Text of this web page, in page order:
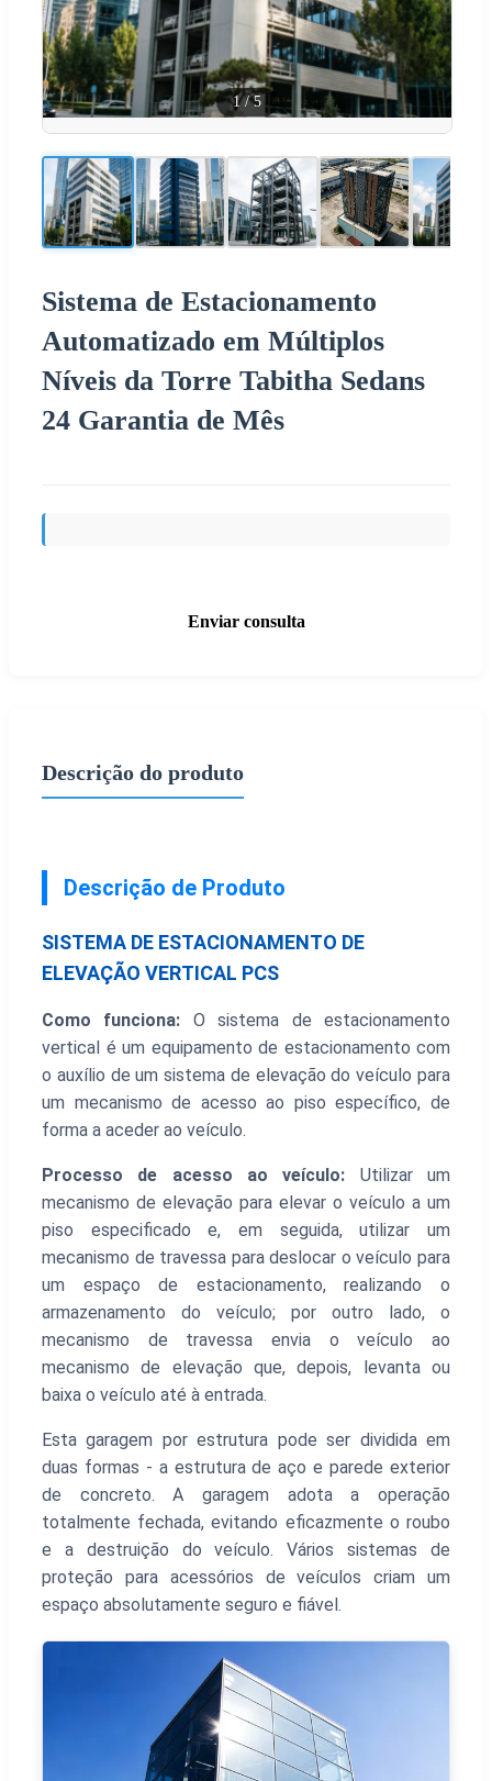
1/5
Sistema de Estacionamento
Automatizado em Múltiplos
Níveis da Torre Tabitha Sedans
24 Garantia de Mês
Enviar consulta
Descrição do produto
Descrição de Produto
SISTEMA DE ESTACIONAMENTO DE
ELEVAÇÃO VERTICAL PCS
Como funciona: O sistema de estacionamento
vertical é um equipamento de estacionamento com
o auxílio de um sistema de elevação do veículo para
um mecanismo de acesso ao piso específico, de
forma a aceder ao veículo.
Processo de acesso ao veículo: Utilizar um
mecanismo de elevação para elevar o veículo a um
piso especificado e, em seguida, utilizar um
mecanismo de travessa para deslocar o veículo para
um espaço de estacionamento, realizando o
armazenamento do veículo; por outro lado, o
mecanismo de travessa envia o veículo ao
mecanismo de elevação que, depois, levanta ou
baixa o veículo até à entrada.
Esta garagem por estrutura pode ser dividida em
duas formas - a estrutura de aço e parede exterior
de concreto. A garagem adota a operação
totalmente fechada, evitando eficazmente o roubo
e a destruição do veículo. Vários sistemas de
proteção para acessórios de veículos criam um
espaço absolutamente seguro e fiável.